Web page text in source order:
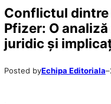
Conflictul dintre
Pfizer: O
juridic și
Posted byEchipa Editoriala–